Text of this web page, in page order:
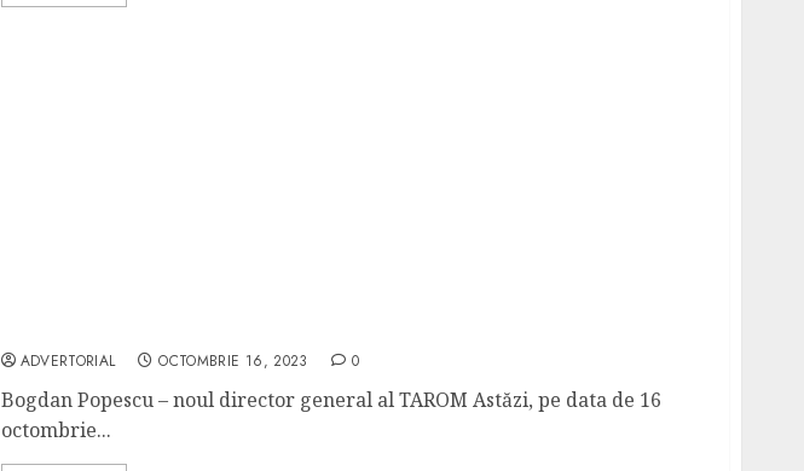
ADVERTORIAL OCTOMBRIE 16, 2023 0
Bogdan Popescu – noul director general al TAROM Astăzi, pe data de 16
octombrie...